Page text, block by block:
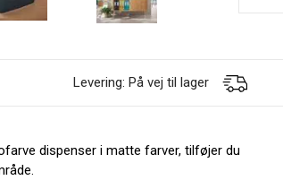
Levering: På vej til lager
dispenser i matte farver, tilføjer du